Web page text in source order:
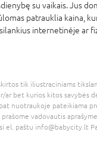
su vaikais. Jus
patrauklia kaina,
internetinėje ar
tik iliustraciniams
ar bet kurios kitos savybės
nuotraukoje pateikiama
vadovautis
el. paštu info@babycity.lt